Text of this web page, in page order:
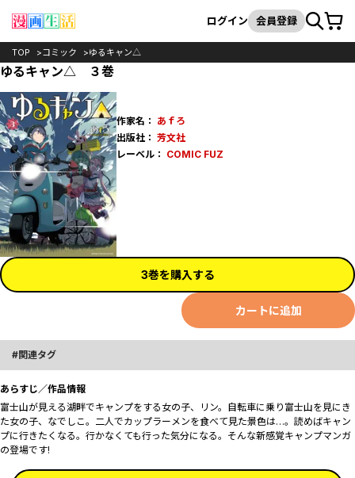
検索
ログイン 会員登録カート
TOP コミック ゆるキャン△
ゆるキャン△ ３巻
作家名： あｆろ
出版社： 芳文社
レーベル： COMIC FUZ
3巻を購入する
カートに追加
関連タグ
あらすじ／作品情報
富士山が見える湖畔でキャンプをする女の子、リン。自転車に乗り富士山を見にき
た女の子、なでしこ。二人でカップラーメンを食べて見た景色は…。読めばキャン
プに行きたくなる。行かなくても行った気分になる。そんな新感覚キャンプマンガ
の登場です!